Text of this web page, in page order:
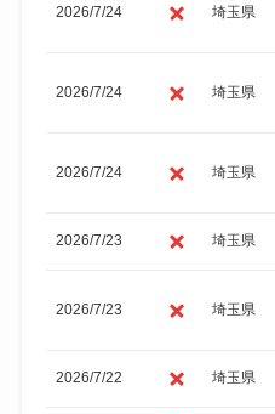
2026/7/24 埼玉県
2026/7/24 埼玉県
2026/7/24 埼玉県
2026/7/23 埼玉県
2026/7/23 埼玉県
2026/7/22 埼玉県